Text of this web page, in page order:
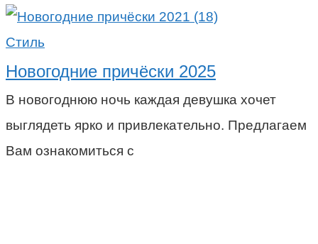
Стиль
Новогодние причёски 2025
В новогоднюю ночь каждая девушка хочет
выглядеть ярко и привлекательно. Предлагаем
Вам ознакомиться с